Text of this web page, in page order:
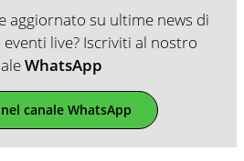
aggiornato su ultime news di
live? Iscriviti al nostro
WhatsApp
canale WhatsApp